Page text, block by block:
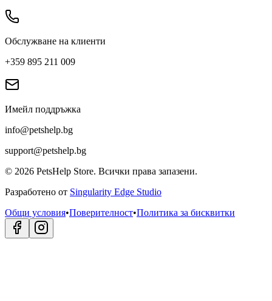
Обслужване на клиенти
+359 895 211 009
Имейл поддръжка
info@petshelp.bg
support@petshelp.bg
© 2026 PetsHelp Store. Всички права запазени.
Разработено от Singularity Edge Studio
Общи условия•Поверителност•Политика за бисквитки